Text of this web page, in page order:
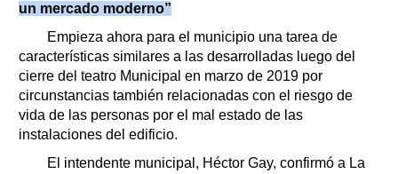
un mercado moderno”
Empieza ahora para el municipio una tarea de
características similares a las desarrolladas luego del
cierre del teatro Municipal en marzo de 2019 por
circunstancias también relacionadas con el riesgo de
vida de las personas por el mal estado de las
instalaciones del edificio.
El intendente municipal, Héctor Gay, confirmó a La